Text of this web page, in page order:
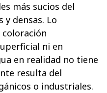
más sucios del
y densas. Lo
ni en
en realidad no tiene
resulta del
o industriales.